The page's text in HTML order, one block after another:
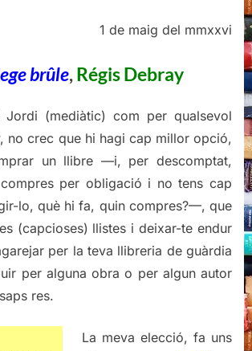
1 de maig del mmxxvi
brûle,Régis Debray
Jordi (mediàtic) com per qualsevol
no crec que hi hagi cap millor opció,
un llibre —i, per descomptat,
per obligació i no tens cap
lo, què hi fa, quin compres?—, que
(capcioses) llistes i deixar-te endur
per la teva llibreria de guàrdia
per alguna obra o per algun autor
res.
La meva elecció, fa uns